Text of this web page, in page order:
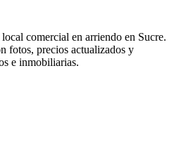
comercial en arriendo en Sucre.
fotos, precios actualizados y
e inmobiliarias.